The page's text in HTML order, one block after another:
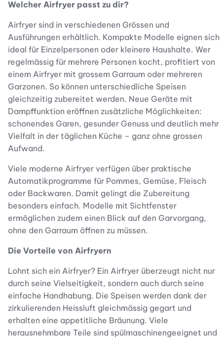
Welcher Airfryer passt zu dir?
Airfryer sind in verschiedenen Grössen und
Ausführungen erhältlich. Kompakte Modelle eignen sich
ideal für Einzelpersonen oder kleinere Haushalte. Wer
regelmässig für mehrere Personen kocht, profitiert von
einem Airfryer mit grossem Garraum oder mehreren
Garzonen. So können unterschiedliche Speisen
gleichzeitig zubereitet werden. Neue Geräte mit
Dampffunktion eröffnen zusätzliche Möglichkeiten:
schonendes Garen, gesunder Genuss und deutlich mehr
Vielfalt in der täglichen Küche – ganz ohne grossen
Aufwand.
Viele moderne Airfryer verfügen über praktische
Automatikprogramme für Pommes, Gemüse, Fleisch
oder Backwaren. Damit gelingt die Zubereitung
besonders einfach. Modelle mit Sichtfenster
ermöglichen zudem einen Blick auf den Garvorgang,
ohne den Garraum öffnen zu müssen.
Die Vorteile von Airfryern
Lohnt sich ein Airfryer? Ein Airfryer überzeugt nicht nur
durch seine Vielseitigkeit, sondern auch durch seine
einfache Handhabung. Die Speisen werden dank der
zirkulierenden Heissluft gleichmässig gegart und
erhalten eine appetitliche Bräunung. Viele
herausnehmbare Teile sind spülmaschinengeeignet und